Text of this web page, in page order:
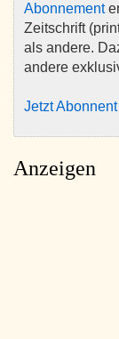
Abonnement
Zeitschrift
als andere.
andere
Jetzt
Anzeigen